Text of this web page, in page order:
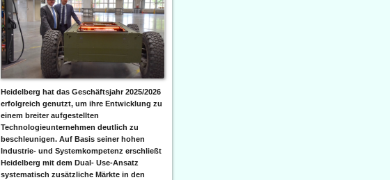
Heidelberg hat das Geschäftsjahr 2025/2026
erfolgreich genutzt, um ihre Entwicklung zu
einem breiter aufgestellten
Technologieunternehmen deutlich zu
beschleunigen. Auf Basis seiner hohen
Industrie- und Systemkompetenz erschließt
Heidelberg mit dem Dual- Use-Ansatz
systematisch zusätzliche Märkte in den